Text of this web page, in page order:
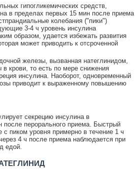
гипогликемических средств,
в пределах первых 15 мин после приема
колебания ("пики")
3-4 ч уровень инсулина
образом, удается избежать развития
может приводить к отсроченной
железы, вызванная натеглинидом,
в крови, то есть по мере снижения
инсулина. Наоборот, одновременный
приводит к выраженному повышению
секрецию инсулина в
перорального приема. Быстрый
пиком уровня примерно в течение 1 ч
4 ч после приема наблюдается при
едой.